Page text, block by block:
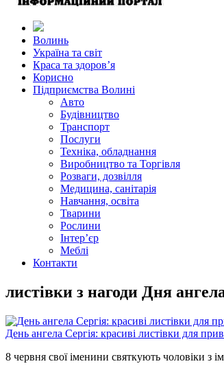
Волинь
Україна та світ
Краса та здоров’я
Корисно
Підприємства Волині
Авто
Будівництво
Транспорт
Послуги
Техніка, обладнання
Виробництво та Торгівля
Розваги, дозвілля
Медицина, санітарія
Навчання, освіта
Тварини
Рослини
Інтер’єр
Меблі
Контакти
листівки з нагоди Дня
День ангела Сергія: красиві листівки для
8 червня свої іменини святкують чоловіки з